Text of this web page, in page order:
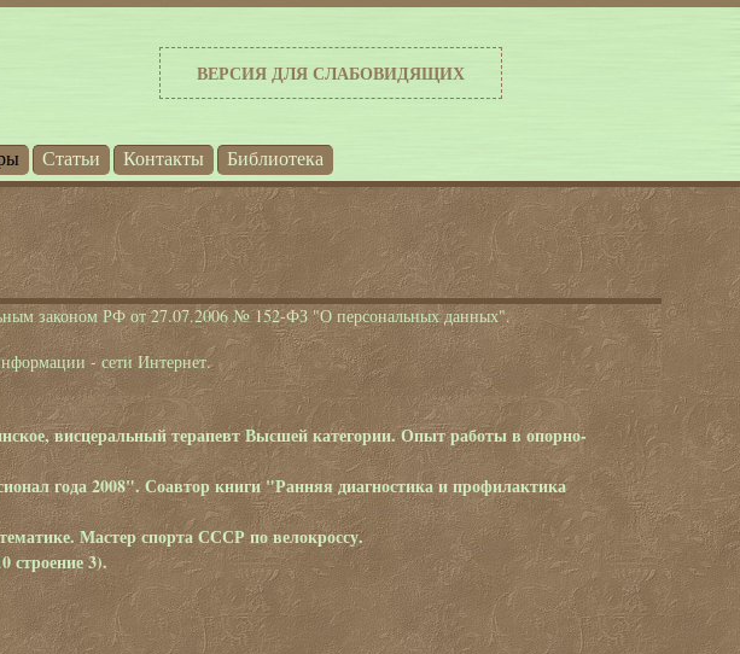
ВЕРСИЯ ДЛЯ СЛАБОВИДЯЩИХ
Статьи Контакты Библиотека
законом РФ от 27.07.2006 № 152-ФЗ "О персональных данных".
- сети Интернет.
висцеральный терапевт Высшей категории. Опыт работы в опорно-
года 2008". Соавтор книги "Ранняя диагностика и профилактика
Мастер спорта СССР по велокроссу.
строение 3).